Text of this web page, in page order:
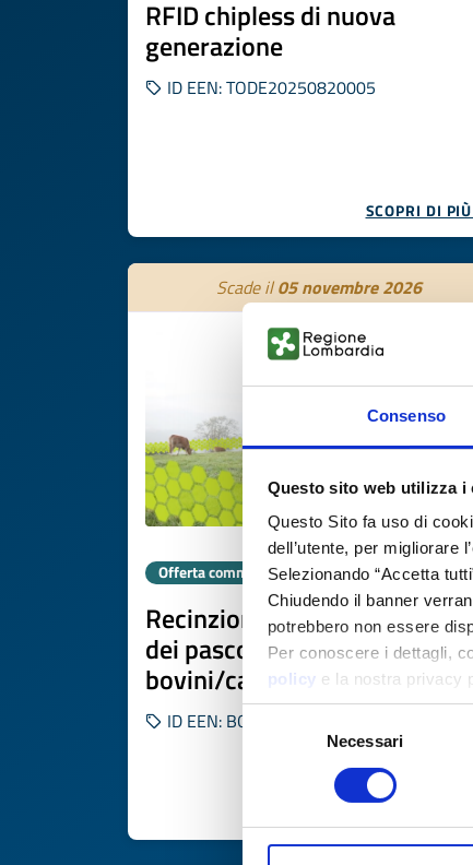
Consenso
Questo sito web utilizza i
Questo Sito fa uso di
dell’utente, per migliorare
Selezionando “Accetta
Chiudendo il banner
potrebbero non essere
Per conoscere i dettagli,
policy e la nostra privacy
Selezione
Necessari
RFID chipless di nuova
generazione
ID EEN: TODE20250820005
SCOPRI DI
Scade il05 novembre 2026
Offerta commerciale
Recinzione virtuale e
dei pascoli con IA per
bovini/cavalli
ID EEN: BOES20251027015